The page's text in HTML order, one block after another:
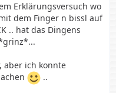
Erklärungsversuch wo
dem Finger n bissl auf
.. hat das Dingens
aber ich konnte
..